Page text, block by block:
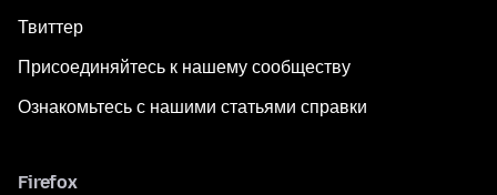
Твиттер
Присоединяйтесь к нашему сообществу
Ознакомьтесь с нашими статьями справки
Firefox